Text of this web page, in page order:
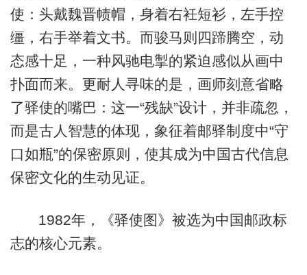
使：头戴魏晋帻帽，身着右衽短衫，左手控
缰，右手举着文书。而骏马则四蹄腾空，动
态感十足，一种风驰电掣的紧迫感似从画中
扑面而来。更耐人寻味的是，画师刻意省略
了驿使的嘴巴：这一“残缺”设计，并非疏忽，
而是古人智慧的体现，象征着邮驿制度中“守
口如瓶”的保密原则，使其成为中国古代信息
保密文化的生动见证。
1982年，《驿使图》被选为中国邮政标
志的核心元素。